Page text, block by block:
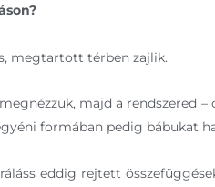
megtartott térben zajlik.
majd a rendszered
formában pedig bábukat
ráláss eddig rejtett